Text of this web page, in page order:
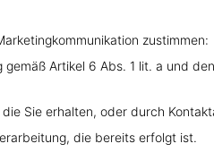
zustimmen:
Artikel 6 Abs. 1 lit. a und
Sie erhalten, oder durch
die bereits erfolgt ist.